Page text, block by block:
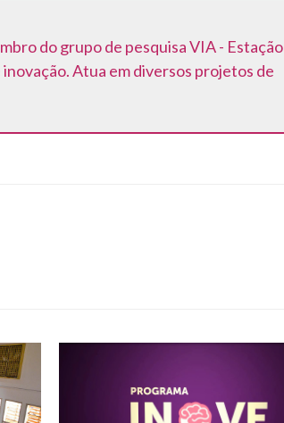
do grupo de pesquisa VIA - Estação
Atua em diversos projetos de